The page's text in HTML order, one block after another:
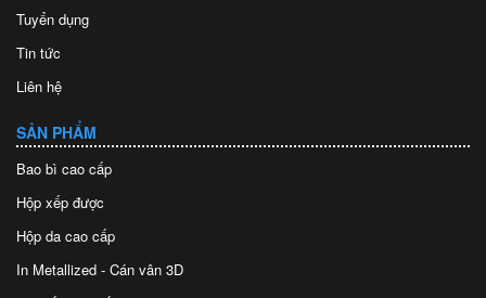
Tuyển dụng
Tin tức
Liên hệ
SẢN PHẨM
Bao bì cao cấp
Hộp xếp được
Hộp da cao cấp
In Metallized - Cán vân 3D